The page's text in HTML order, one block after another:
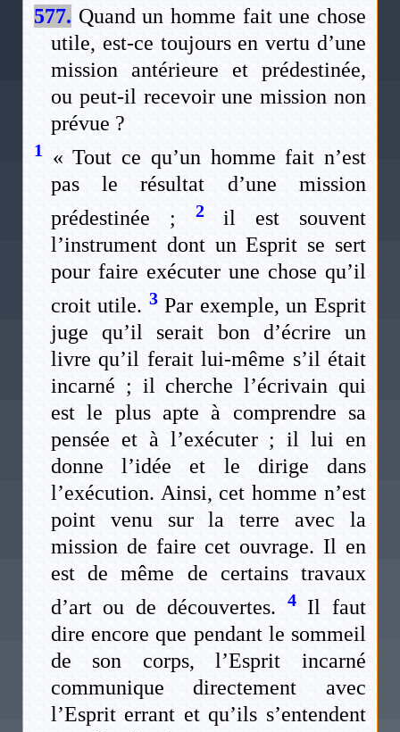
577. Quand un homme fait une chose
utile, est-ce toujours en vertu d’une
mission antérieure et prédestinée,
ou peut-il recevoir une mission non
prévue ?
1
« Tout ce qu’un homme fait n’est
pas le résultat d’une mission
prédestinée ;
2il est souvent
l’instrument dont un Esprit se sert
pour faire exécuter une chose qu’il
croit utile. 3Par exemple, un Esprit
juge qu’il serait bon d’écrire un
livre qu’il ferait lui-même s’il était
incarné ; il cherche l’écrivain qui
est le plus apte à comprendre sa
pensée et à l’exécuter ; il lui en
donne l’idée et le dirige dans
l’exécution. Ainsi, cet homme n’est
point venu sur la terre avec la
mission de faire cet ouvrage. Il en
est de même de certains travaux
d’art ou de découvertes. 4Il faut
dire encore que pendant le sommeil
de son corps, l’Esprit incarné
communique directement avec
l’Esprit errant et qu’ils s’entendent